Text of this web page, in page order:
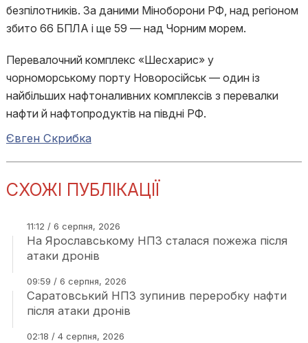
безпілотників. За даними Міноборони РФ, над регіоном
збито 66 БПЛА і ще 59 — над Чорним морем.
Перевалочний комплекс «Шесхарис» у
чорноморському порту Новоросійськ — один із
найбільших нафтоналивних комплексів з перевалки
нафти й нафтопродуктів на півдні РФ.
Євген Скрибка
СХОЖІ ПУБЛІКАЦІЇ
11:12 / 6 серпня, 2026
На Ярославському НПЗ сталася пожежа після
атаки дронів
09:59 / 6 серпня, 2026
Саратовський НПЗ зупинив переробку нафти
після атаки дронів
02:18 / 4 серпня, 2026